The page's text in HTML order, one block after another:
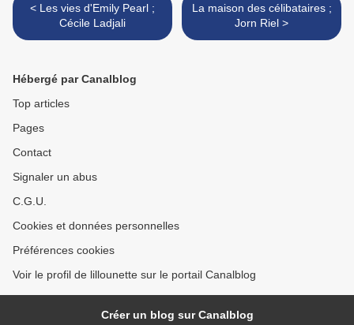
< Les vies d'Emily Pearl ;
Cécile Ladjali
La maison des célibataires ;
Jorn Riel >
Hébergé par Canalblog
Top articles
Pages
Contact
Signaler un abus
C.G.U.
Cookies et données personnelles
Préférences cookies
Voir le profil de lillounette sur le portail Canalblog
Créer un blog sur Canalblog